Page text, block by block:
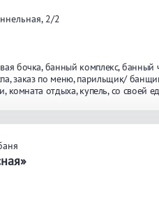
берегу водоема
2/2
бочка банный комплекс банный
заказ по меню парильщик/
комната отдыха купель со своей